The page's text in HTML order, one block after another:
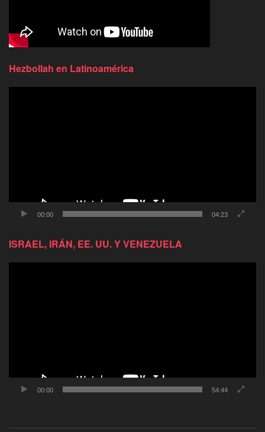
Hezbollah en Latinoamérica
00:00 04:23
ISRAEL, IRÁN, EE. UU. Y VENEZUELA
00:00 54:44